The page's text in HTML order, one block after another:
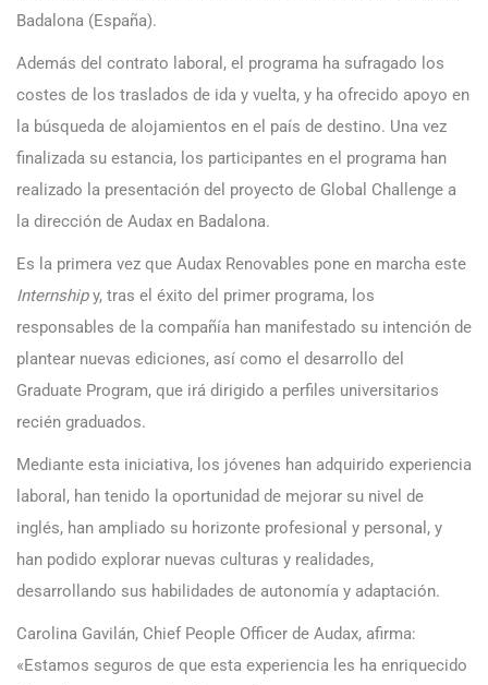
Badalona (España).
Además del contrato laboral, el programa ha sufragado los
costes de los traslados de ida y vuelta, y ha ofrecido apoyo en
la búsqueda de alojamientos en el país de destino. Una vez
finalizada su estancia, los participantes en el programa han
realizado la presentación del proyecto de Global Challenge a
la dirección de Audax en Badalona.
Es la primera vez que Audax Renovables pone en marcha este
Internshipy, tras el éxito del primer programa, los
responsables de la compañía han manifestado su intención de
plantear nuevas ediciones, así como el desarrollo del
Graduate Program, que irá dirigido a perfiles universitarios
recién graduados.
Mediante esta iniciativa, los jóvenes han adquirido experiencia
laboral, han tenido la oportunidad de mejorar su nivel de
inglés, han ampliado su horizonte profesional y personal, y
han podido explorar nuevas culturas y realidades,
desarrollando sus habilidades de autonomía y adaptación.
Carolina Gavilán, Chief People Officer de Audax, afirma:
«Estamos seguros de que esta experiencia les ha enriquecido